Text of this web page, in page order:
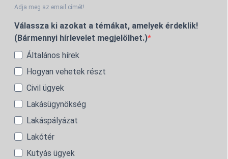
Adja meg az email címét!
Válassza ki azokat a témákat, amelyek érdeklik!
(Bármennyi hírlevelet megjelölhet.)
Általános hírek
Hogyan vehetek részt
Civil ügyek
Lakásügynökség
Lakáspályázat
Lakótér
Kutyás ügyek